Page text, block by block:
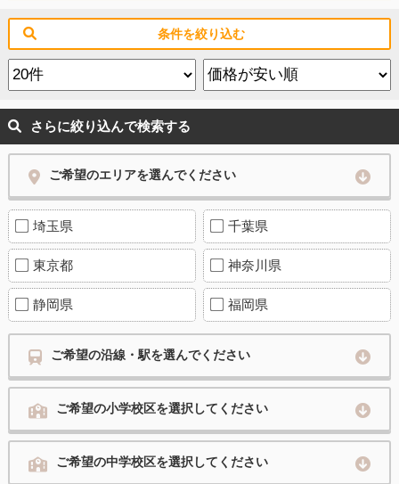
条件を絞り込む
さらに絞り込んで検索する
ご希望のエリアを選んでください
埼玉県 千葉県
東京都 神奈川県
静岡県 福岡県
ご希望の沿線・駅を選んでください
ご希望の小学校区を選択してください
ご希望の中学校区を選択してください